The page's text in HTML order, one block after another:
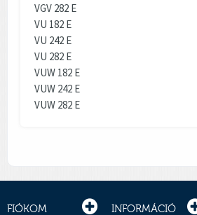
VGV 282 E
VU 182 E
VU 242 E
VU 282 E
VUW 182 E
VUW 242 E
VUW 282 E
FIÓKOM INFORMÁCIÓ